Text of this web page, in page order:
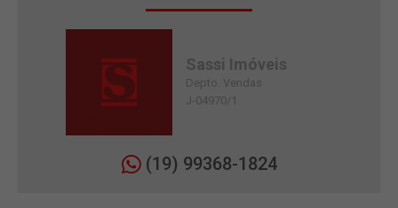
Sassi Imóveis
Depto. Vendas
J-04970/1
(19) 99368-1824